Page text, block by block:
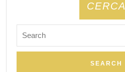
CERCA
for: